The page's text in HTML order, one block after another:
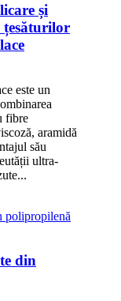
și
țesăturilor
este un
fibre
aramidă
său
ultra-
din